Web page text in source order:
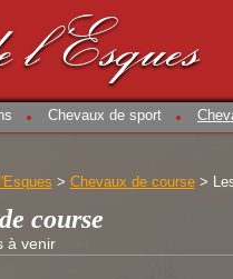
l'Esques
Chevaux de sport
> Chevaux de course>
course
à venir